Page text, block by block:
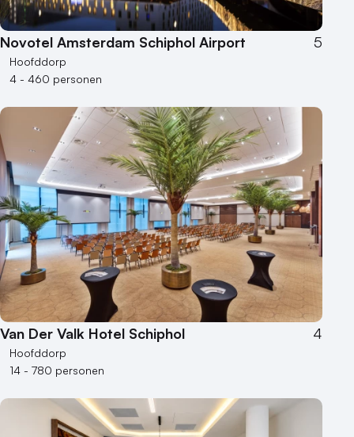
Novotel Amsterdam Schiphol Airport 5
Hoofddorp
4 - 460 personen
Van Der Valk Hotel Schiphol 4
Hoofddorp
14 - 780 personen